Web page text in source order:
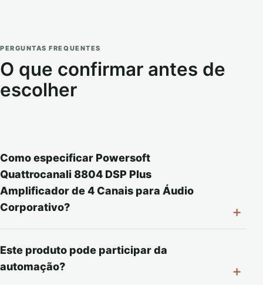
PERGUNTAS FREQUENTES
O que confirmar antes de
escolher
Como especificar Powersoft
Quattrocanali 8804 DSP Plus
Amplificador de 4 Canais para Áudio
Corporativo?
Este produto pode participar da
automação?